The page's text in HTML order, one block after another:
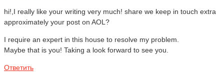
hi!,I really like your writing very much! share we keep in touch extra
approximately your post on AOL?
I require an expert in this house to resolve my problem.
Maybe that is you! Taking a look forward to see you.
Ответить